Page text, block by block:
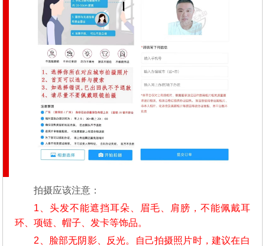
拍摄应该注意：
1、头发不能遮挡耳朵、眉毛、肩膀，不能佩戴耳
环、项链、帽子、发卡等饰品。
2、脸部无阴影、反光。自己拍摄照片时，建议在白